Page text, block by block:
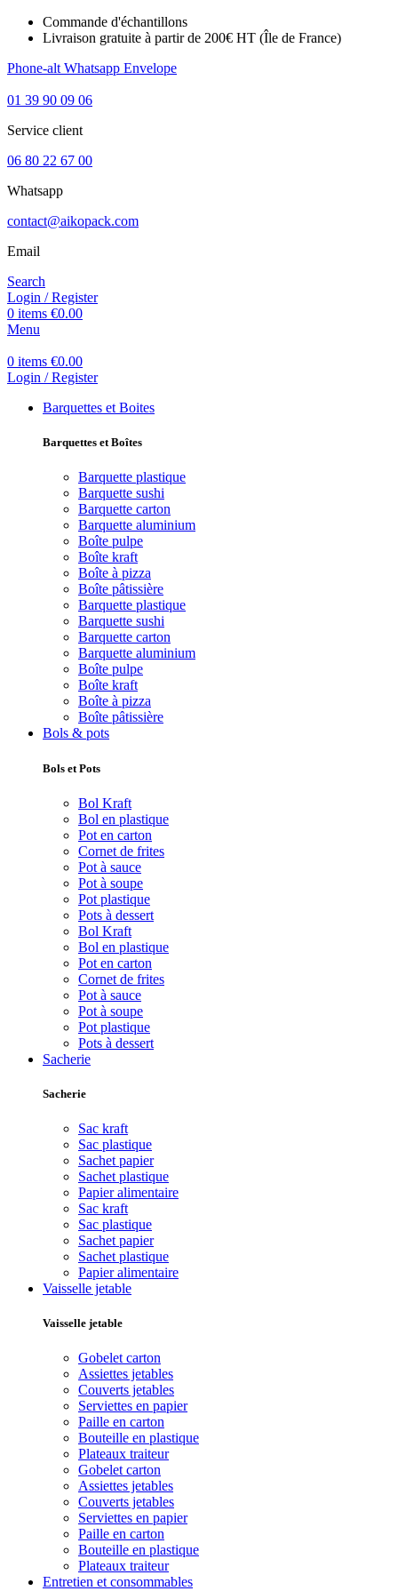
Commande d'échantillons
Livraison gratuite à partir de 200€ HT (Île de France)
Phone-alt Whatsapp Envelope
01 39 90 09 06
Service client
06 80 22 67 00
Whatsapp
contact@aikopack.com
Email
Search
Login / Register
0 items €0.00
Menu
0 items €0.00
Login / Register
Barquettes et Boites
Barquettes et Boîtes
Barquette plastique
Barquette sushi
Barquette carton
Barquette aluminium
Boîte pulpe
Boîte kraft
Boîte à pizza
Boîte pâtissière
Barquette plastique
Barquette sushi
Barquette carton
Barquette aluminium
Boîte pulpe
Boîte kraft
Boîte à pizza
Boîte pâtissière
Bols & pots
Bols et Pots
Bol Kraft
Bol en plastique
Pot en carton
Cornet de frites
Pot à sauce
Pot à soupe
Pot plastique
Pots à dessert
Bol Kraft
Bol en plastique
Pot en carton
Cornet de frites
Pot à sauce
Pot à soupe
Pot plastique
Pots à dessert
Sacherie
Sacherie
Sac kraft
Sac plastique
Sachet papier
Sachet plastique
Papier alimentaire
Sac kraft
Sac plastique
Sachet papier
Sachet plastique
Papier alimentaire
Vaisselle jetable
Vaisselle jetable
Gobelet carton
Assiettes jetables
Couverts jetables
Serviettes en papier
Paille en carton
Bouteille en plastique
Plateaux traiteur
Gobelet carton
Assiettes jetables
Couverts jetables
Serviettes en papier
Paille en carton
Bouteille en plastique
Plateaux traiteur
Entretien et consommables